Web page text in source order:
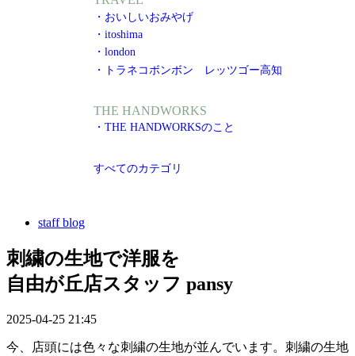
・おいしいおみやげ
・itoshima
・london
・トラネコボンボン レッツゴー高知
THE HANDWORKS
・THE HANDWORKSのこと
すべてのカテゴリ
staff blog
刺繍の生地で洋服を
自由が丘店スタッフ pansy
2025-04-25 21:45
今、店頭には色々な刺繍の生地が並んでいます。刺繍の生地